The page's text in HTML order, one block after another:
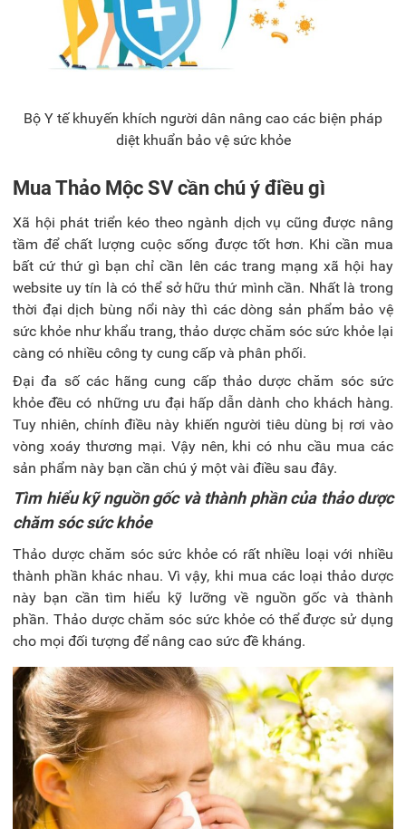
Bộ Y tế khuyến khích người dân nâng cao các biện pháp
diệt khuẩn bảo vệ sức khỏe
Mua Thảo Mộc SV cần chú ý điều gì
Xã hội phát triển kéo theo ngành dịch vụ cũng được nâng
tầm để chất lượng cuộc sống được tốt hơn. Khi cần mua
bất cứ thứ gì bạn chỉ cần lên các trang mạng xã hội hay
website uy tín là có thể sở hữu thứ mình cần. Nhất là trong
thời đại dịch bùng nổi này thì các dòng sản phẩm bảo vệ
sức khỏe như khẩu trang, thảo dược chăm sóc sức khỏe lại
càng có nhiều công ty cung cấp và phân phối.
Đại đa số các hãng cung cấp thảo dược chăm sóc sức
khỏe đều có những ưu đại hấp dẫn dành cho khách hàng.
Tuy nhiên, chính điều này khiến người tiêu dùng bị rơi vào
vòng xoáy thương mại. Vậy nên, khi có nhu cầu mua các
sản phẩm này bạn cần chú ý một vài điều sau đây.
Tìm hiểu kỹ nguồn gốc và thành phần của thảo dược
chăm sóc sức khỏe
Thảo dược chăm sóc sức khỏe có rất nhiều loại với nhiều
thành phần khác nhau. Vì vậy, khi mua các loại thảo dược
này bạn cần tìm hiểu kỹ lưỡng về nguồn gốc và thành
phần. Thảo dược chăm sóc sức khỏe có thể được sử dụng
cho mọi đối tượng để nâng cao sức đề kháng.